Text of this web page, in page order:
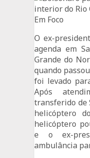
O ex-
agenda em
Grande do
quando
foi levado
Após
transferido de
helicóptero
helicóptero
e o ex-
ambulância